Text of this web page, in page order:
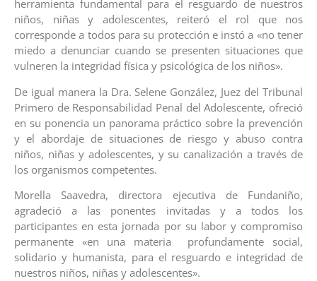
herramienta fundamental para el resguardo de nuestros
niños, niñas y adolescentes, reiteró el rol que nos
corresponde a todos para su protección e instó a «no tener
miedo a denunciar cuando se presenten situaciones que
vulneren la integridad física y psicológica de los niños».
De igual manera la Dra. Selene González, Juez del Tribunal
Primero de Responsabilidad Penal del Adolescente, ofreció
en su ponencia un panorama práctico sobre la prevención
y el abordaje de situaciones de riesgo y abuso contra
niños, niñas y adolescentes, y su canalización a través de
los organismos competentes.
Morella Saavedra, directora ejecutiva de Fundaniño,
agradeció a las ponentes invitadas y a todos los
participantes en esta jornada por su labor y compromiso
permanente «en una materia profundamente social,
solidario y humanista, para el resguardo e integridad de
nuestros niños, niñas y adolescentes».